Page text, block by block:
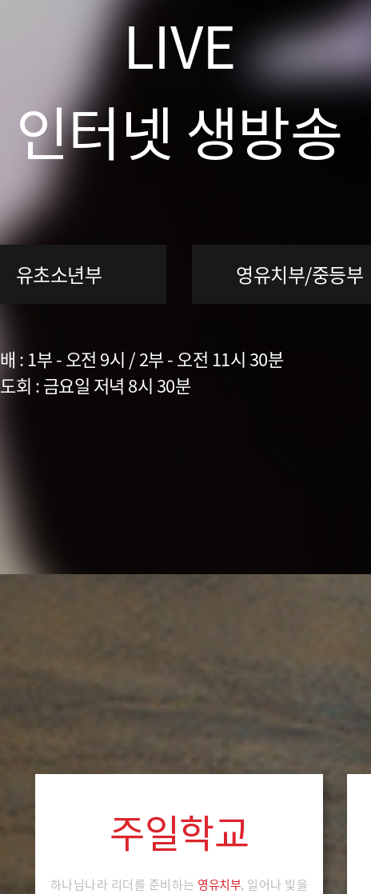
LIVE
인터넷 생방송
유초소년부 영유치부/중등부
: 1부 - 오전 9시 / 2부 - 오전 11시 30분
회 : 금요일 저녁 8시 30분
주일학교
하나님나라 리더를 준비하는 영유치부, 일어나 빛을